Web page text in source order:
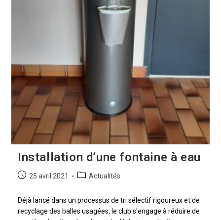
Installation d’une fontaine à eau
25 avril 2021 Actualités
Déjà lancé dans un processus de tri sélectif rigoureux et de
recyclage des balles usagées, le club s'engage à réduire de